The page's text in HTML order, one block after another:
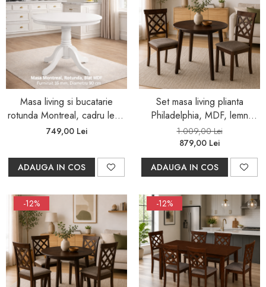
Masa living si bucatarie
rotunda Montreal, cadru lemn
masiv, MDF vopsit, 4
749,00 Lei
ADAUGA IN COS
Set masa living plianta
Philadelphia, MDF, lemn
masiv, rotunda, 55/90 x 90 x
74,8 cm si 2 scaune Vienna,
tapiterie stofa, 94x49x40 cm,
nuc
1.009,00 Lei
879,00 Lei
ADAUGA IN COS
-12% -12%